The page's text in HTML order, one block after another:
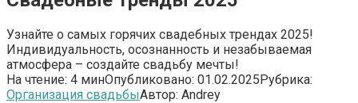
Узнайте о самых горячих свадебных трендах 2025!
Индивидуальность, осознанность и незабываемая
атмосфера – создайте свадьбу мечты!
На чтение: 4 минОпубликовано: 01.02.2025Рубрика:
Организация свадьбыАвтор: Andrey